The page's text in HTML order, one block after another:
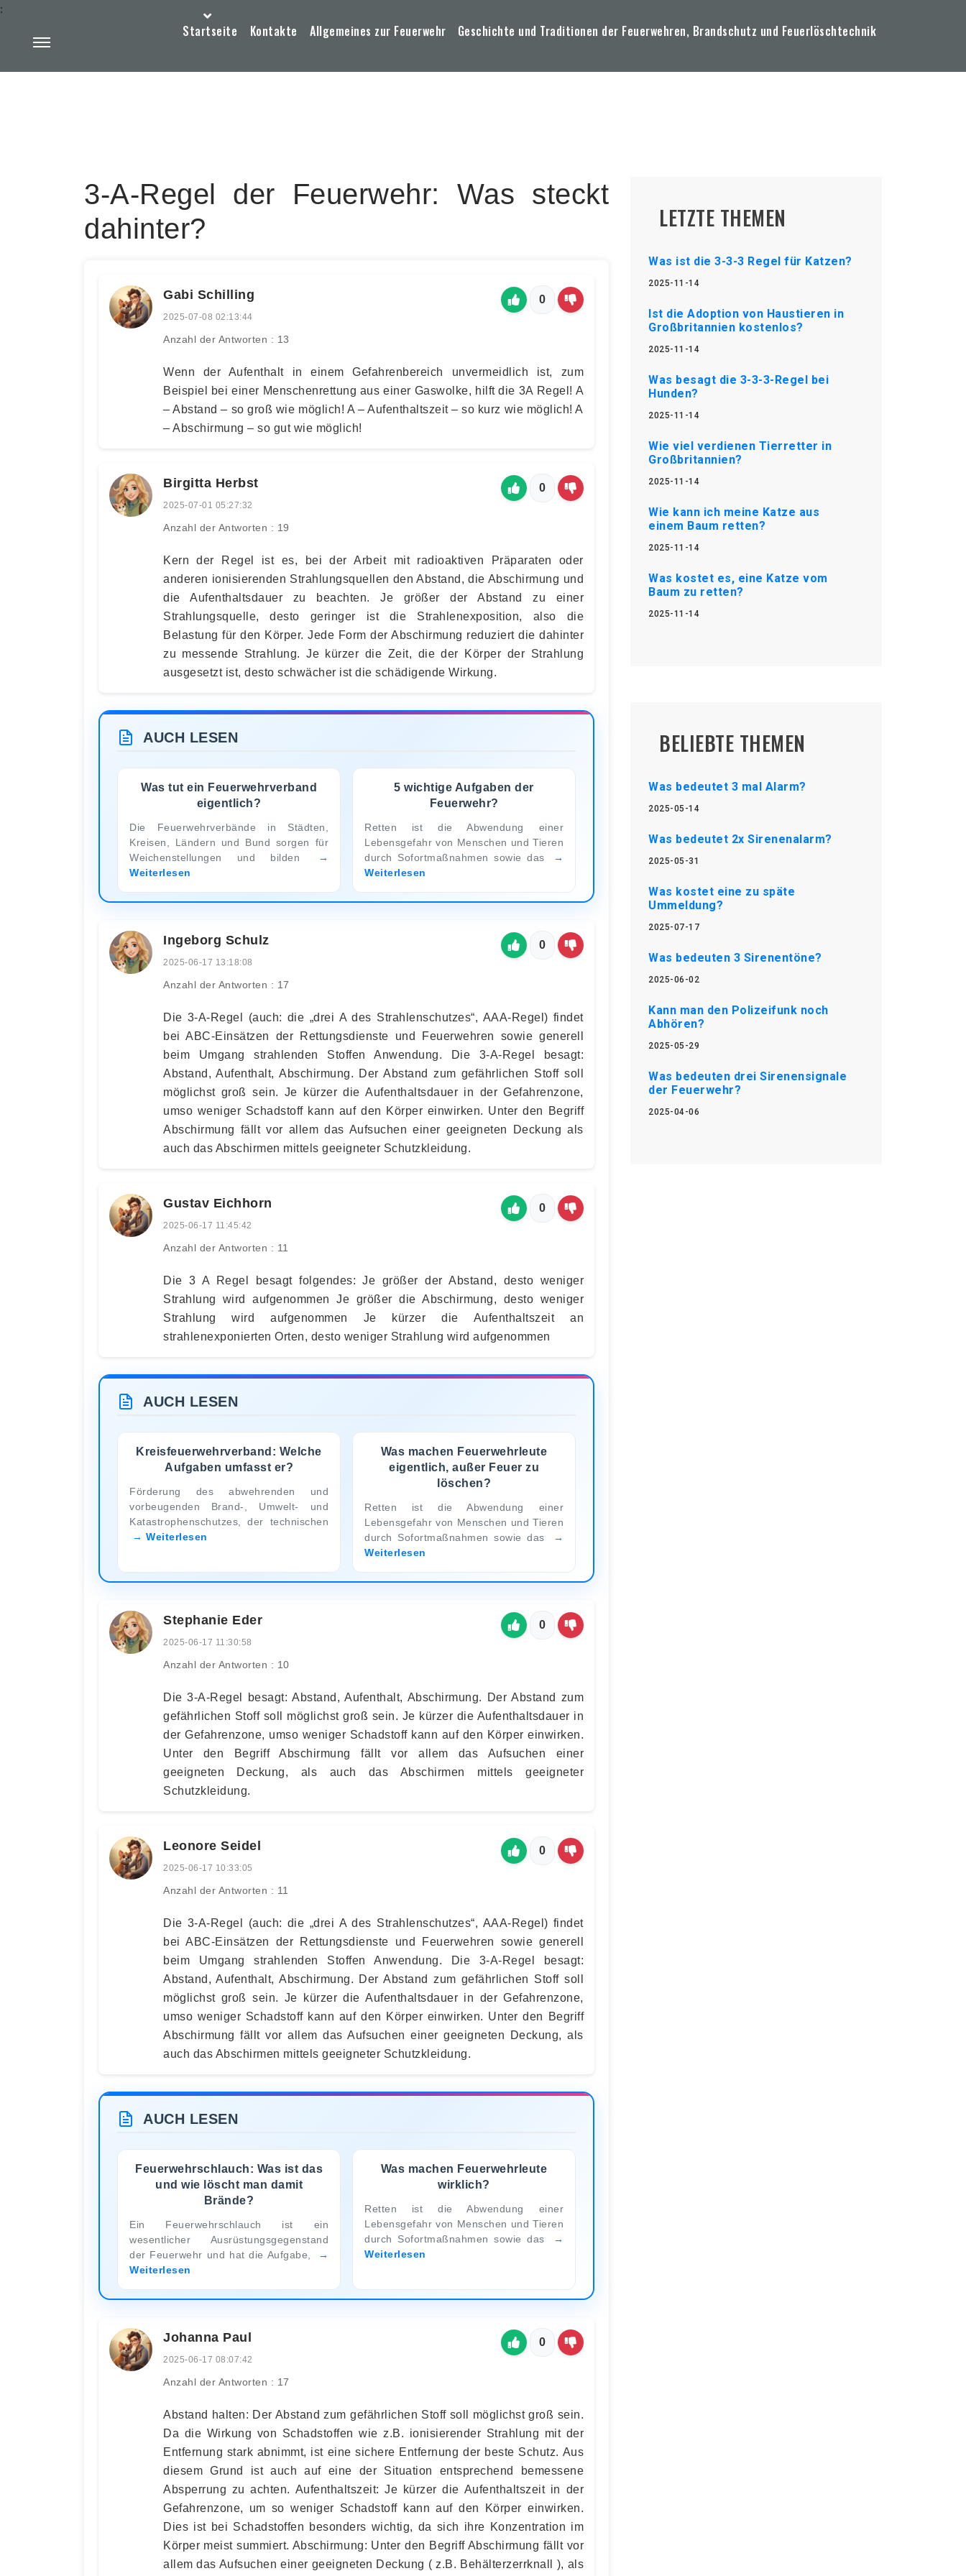
Startseite Kontakte Allgemeines zur Feuerwehr Geschichte und Traditionen der Feuerwehren, Brandschutz und Feuerlöschtechnik
:
3-A-Regel der Feuerwehr: Was steckt
dahinter?
Gabi Schilling
2025-07-08 02:13:44
Anzahl der Antworten : 13
0
Wenn der Aufenthalt in einem Gefahrenbereich unvermeidlich ist, zum
Beispiel bei einer Menschenrettung aus einer Gaswolke, hilft die 3A Regel! A
– Abstand – so groß wie möglich! A – Aufenthaltszeit – so kurz wie möglich! A
– Abschirmung – so gut wie möglich!
Birgitta Herbst
2025-07-01 05:27:32
Anzahl der Antworten : 19
0
Kern der Regel ist es, bei der Arbeit mit radioaktiven Präparaten oder
anderen ionisierenden Strahlungsquellen den Abstand, die Abschirmung und
die Aufenthaltsdauer zu beachten. Je größer der Abstand zu einer
Strahlungsquelle, desto geringer ist die Strahlenexposition, also die
Belastung für den Körper. Jede Form der Abschirmung reduziert die dahinter
zu messende Strahlung. Je kürzer die Zeit, die der Körper der Strahlung
ausgesetzt ist, desto schwächer ist die schädigende Wirkung.
AUCH LESEN
Was tut ein Feuerwehrverband
eigentlich?
Die Feuerwehrverbände in Städten,
Kreisen, Ländern und Bund sorgen für
Weichenstellungen und bilden
Weiterlesen
5 wichtige Aufgaben der
Feuerwehr?
Retten ist die Abwendung einer
Lebensgefahr von Menschen und Tieren
durch Sofortmaßnahmen sowie das
Weiterlesen
Ingeborg Schulz
2025-06-17 13:18:08
Anzahl der Antworten : 17
0
Die 3-A-Regel (auch: die „drei A des Strahlenschutzes“, AAA-Regel) findet
bei ABC-Einsätzen der Rettungsdienste und Feuerwehren sowie generell
beim Umgang strahlenden Stoffen Anwendung. Die 3-A-Regel besagt:
Abstand, Aufenthalt, Abschirmung. Der Abstand zum gefährlichen Stoff soll
möglichst groß sein. Je kürzer die Aufenthaltsdauer in der Gefahrenzone,
umso weniger Schadstoff kann auf den Körper einwirken. Unter den Begriff
Abschirmung fällt vor allem das Aufsuchen einer geeigneten Deckung als
auch das Abschirmen mittels geeigneter Schutzkleidung.
Gustav Eichhorn
2025-06-17 11:45:42
Anzahl der Antworten : 11
0
Die 3 A Regel besagt folgendes: Je größer der Abstand, desto weniger
Strahlung wird aufgenommen Je größer die Abschirmung, desto weniger
Strahlung wird aufgenommen Je kürzer die Aufenthaltszeit an
strahlenexponierten Orten, desto weniger Strahlung wird aufgenommen
AUCH LESEN
Kreisfeuerwehrverband: Welche
Aufgaben umfasst er?
Förderung des abwehrenden und
vorbeugenden Brand-, Umwelt- und
Katastrophenschutzes, der technischen
Weiterlesen
Was machen Feuerwehrleute
eigentlich, außer Feuer zu
löschen?
Retten ist die Abwendung einer
Lebensgefahr von Menschen und Tieren
durch Sofortmaßnahmen sowie das
Weiterlesen
Stephanie Eder
2025-06-17 11:30:58
Anzahl der Antworten : 10
0
Die 3-A-Regel besagt: Abstand, Aufenthalt, Abschirmung. Der Abstand zum
gefährlichen Stoff soll möglichst groß sein. Je kürzer die Aufenthaltsdauer in
der Gefahrenzone, umso weniger Schadstoff kann auf den Körper einwirken.
Unter den Begriff Abschirmung fällt vor allem das Aufsuchen einer
geeigneten Deckung, als auch das Abschirmen mittels geeigneter
Schutzkleidung.
Leonore Seidel
2025-06-17 10:33:05
Anzahl der Antworten : 11
0
Die 3-A-Regel (auch: die „drei A des Strahlenschutzes“, AAA-Regel) findet
bei ABC-Einsätzen der Rettungsdienste und Feuerwehren sowie generell
beim Umgang strahlenden Stoffen Anwendung. Die 3-A-Regel besagt:
Abstand, Aufenthalt, Abschirmung. Der Abstand zum gefährlichen Stoff soll
möglichst groß sein. Je kürzer die Aufenthaltsdauer in der Gefahrenzone,
umso weniger Schadstoff kann auf den Körper einwirken. Unter den Begriff
Abschirmung fällt vor allem das Aufsuchen einer geeigneten Deckung, als
auch das Abschirmen mittels geeigneter Schutzkleidung.
AUCH LESEN
Feuerwehrschlauch: Was ist das
und wie löscht man damit
Brände?
Ein Feuerwehrschlauch ist ein
wesentlicher Ausrüstungsgegenstand
der Feuerwehr und hat die Aufgabe,
Weiterlesen
Was machen Feuerwehrleute
wirklich?
Retten ist die Abwendung einer
Lebensgefahr von Menschen und Tieren
durch Sofortmaßnahmen sowie das
Weiterlesen
Johanna Paul
2025-06-17 08:07:42
Anzahl der Antworten : 17
0
Abstand halten: Der Abstand zum gefährlichen Stoff soll möglichst groß sein.
Da die Wirkung von Schadstoffen wie z.B. ionisierender Strahlung mit der
Entfernung stark abnimmt, ist eine sichere Entfernung der beste Schutz. Aus
diesem Grund ist auch auf eine der Situation entsprechend bemessene
Absperrung zu achten. Aufenthaltszeit: Je kürzer die Aufenthaltszeit in der
Gefahrenzone, um so weniger Schadstoff kann auf den Körper einwirken.
Dies ist bei Schadstoffen besonders wichtig, da sich ihre Konzentration im
Körper meist summiert. Abschirmung: Unter den Begriff Abschirmung fällt vor
allem das Aufsuchen einer geeigneten Deckung ( z.B. Behälterzerrknall ), als
LETZTE THEMEN
Was ist die 3-3-3 Regel für Katzen?
2025-11-14
Ist die Adoption von Haustieren in
Großbritannien kostenlos?
2025-11-14
Was besagt die 3-3-3-Regel bei
Hunden?
2025-11-14
Wie viel verdienen Tierretter in
Großbritannien?
2025-11-14
Wie kann ich meine Katze aus
einem Baum retten?
2025-11-14
Was kostet es, eine Katze vom
Baum zu retten?
2025-11-14
BELIEBTE THEMEN
Was bedeutet 3 mal Alarm?
2025-05-14
Was bedeutet 2x Sirenenalarm?
2025-05-31
Was kostet eine zu späte
Ummeldung?
2025-07-17
Was bedeuten 3 Sirenentöne?
2025-06-02
Kann man den Polizeifunk noch
Abhören?
2025-05-29
Was bedeuten drei Sirenensignale
der Feuerwehr?
2025-04-06